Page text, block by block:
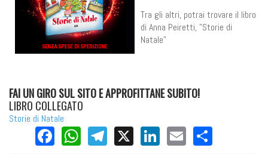
Tra gli altri, potrai trovare il libro
di Anna Peiretti, "Storie di
Natale"
FAI UN GIRO SUL SITO E APPROFITTANE SUBITO!
LIBRO COLLEGATO
Storie di Natale
Facebook
WhatsApp
Telegram
X LinkedIn
Email